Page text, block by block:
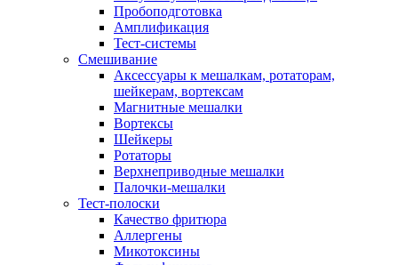
Пробоподготовка
Амплификация
Тест-системы
Смешивание
Аксессуары к мешалкам, ротаторам,
шейкерам, вортексам
Магнитные мешалки
Вортексы
Шейкеры
Ротаторы
Верхнеприводные мешалки
Палочки-мешалки
Тест-полоски
Качество фритюра
Аллергены
Микотоксины